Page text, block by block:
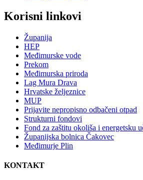
Korisni linkovi
Županija
HEP
Međimurske vode
Prekom
Međimurska priroda
Lag Mura Drava
Hrvatske željeznice
MUP
Prijavite nepropisno odbačeni otpad
Strukturni fondovi
Fond za zaštitu okoliša i energetsku
Županijska bolnica Čakovec
Međimurje Plin
KONTAKT